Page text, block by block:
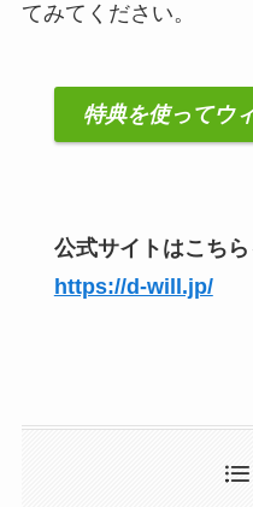
てみてください。
特典を使ってウ
公式サイトはこち
https://d-will.jp/